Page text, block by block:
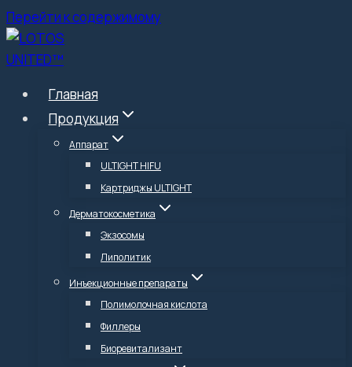
Перейти к содержимому
Главная
Продукция
Аппарат
ULTIGHT HIFU
Картриджы ULTIGHT
Дерматокосметика
Экзосомы
Липолитик
Инъекционные препараты
Полимолочная кислота
Филлеры
Биоревитализант